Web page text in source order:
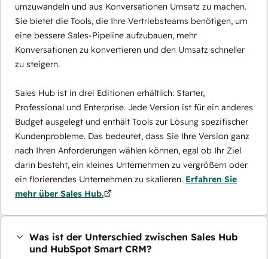
umzuwandeln und aus Konversationen Umsatz zu machen.
Sie bietet die Tools, die Ihre Vertriebsteams benötigen, um
eine bessere Sales-Pipeline aufzubauen, mehr
Konversationen zu konvertieren und den Umsatz schneller
zu steigern.
Sales Hub ist in drei Editionen erhältlich: Starter,
Professional und Enterprise. Jede Version ist für ein anderes
Budget ausgelegt und enthält Tools zur Lösung spezifischer
Kundenprobleme. Das bedeutet, dass Sie Ihre Version ganz
nach Ihren Anforderungen wählen können, egal ob Ihr Ziel
darin besteht, ein kleines Unternehmen zu vergrößern oder
ein florierendes Unternehmen zu skalieren. Erfahren Sie
mehr über Sales Hub.
Was ist der Unterschied zwischen Sales Hub
und HubSpot Smart CRM?